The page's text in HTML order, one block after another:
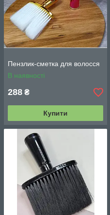
Пензлик-сметка для волосся
В наявності
288 ₴
Купити